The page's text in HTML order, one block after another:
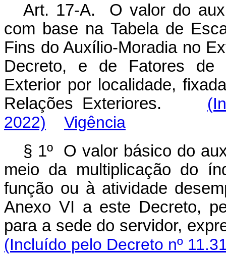
Art. 17-A. O valor do
com base na Tabela de
Fins do Auxílio-Moradia no
Decreto, e de Fatores de
Exterior por localidade,
Relações Exteriores.
2022)
Vigência
§ 1º O valor básico do
meio da multiplicação do
função ou à atividade
Anexo VI a este Decreto,
para a sede do servidor,
(Incluído pelo Decreto nº